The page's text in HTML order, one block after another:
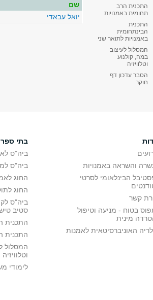
התכנית הרב
תחומית באמנויות
התכנית
הבינתחומית
באמנויות לתואר שני
המסלול לעיצוב
במה, קולנוע
וטלוויזיה
הסבר עדכון דף
חוקר
שם
יואל עבאדי
והשראה באמנויות
הבינלאומי לסרטי
קשר
בטוח - מניעה וטיפול
מינית
האוניברסיטאית לאמנות
בתי
ביה"ס
ביה"ס
החוג
החוג
ביה"ס
סטיב
התכנית
התכנית
המסלול
וטלוויזיה
לימודי